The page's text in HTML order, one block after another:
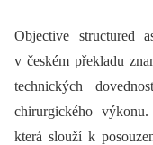
Objective structured
v českém překladu
technických
chirurgického
která slouží k